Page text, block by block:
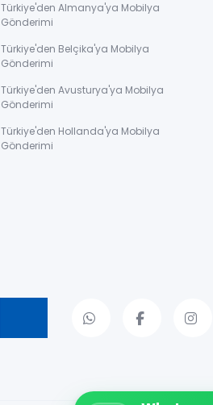
Türkiye'den Almanya'ya Mobilya
Gönderimi
Türkiye'den Belçika'ya Mobilya
Gönderimi
Türkiye'den Avusturya'ya Mobilya
Gönderimi
Türkiye'den Hollanda'ya Mobilya
Gönderimi